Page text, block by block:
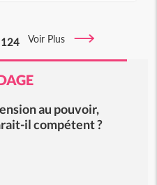
124 Voir Plus
au pouvoir,
il compétent ?